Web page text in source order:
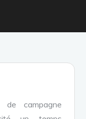
de campagne